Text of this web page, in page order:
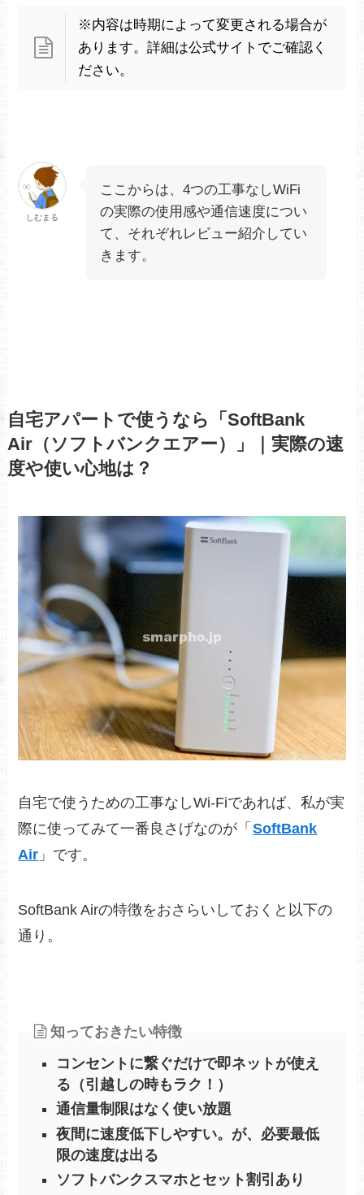
※内容は時期によって変更される場合が
あります。詳細は公式サイトでご確認く
ださい。
しむまる
ここからは、4つの工事なしWiFi
の実際の使用感や通信速度につい
て、それぞれレビュー紹介してい
きます。
自宅アパートで使うなら「SoftBank
Air（ソフトバンクエアー）」｜実際の速
度や使い心地は？
自宅で使うための工事なしWi-Fiであれば、私が実
際に使ってみて一番良さげなのが「SoftBank
Air 」です。
SoftBank Airの特徴をおさらいしておくと以下の
通り。
知っておきたい特徴
コンセントに繋ぐだけで即ネットが使え
る（引越しの時もラク！）
通信量制限はなく使い放題
夜間に速度低下しやすい。が、必要最低
限の速度は出る
ソフトバンクスマホとセット割引あり